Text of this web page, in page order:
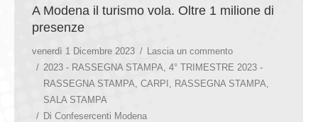
A Modena il turismo vola. Oltre 1 milione di
presenze
venerdì 1 Dicembre 2023
Lascia un commento
2023 - RASSEGNA STAMPA 4° TRIMESTRE 2023 -
RASSEGNA STAMPA CARPI RASSEGNA STAMPA
SALA STAMPA
Di Confesercenti Modena